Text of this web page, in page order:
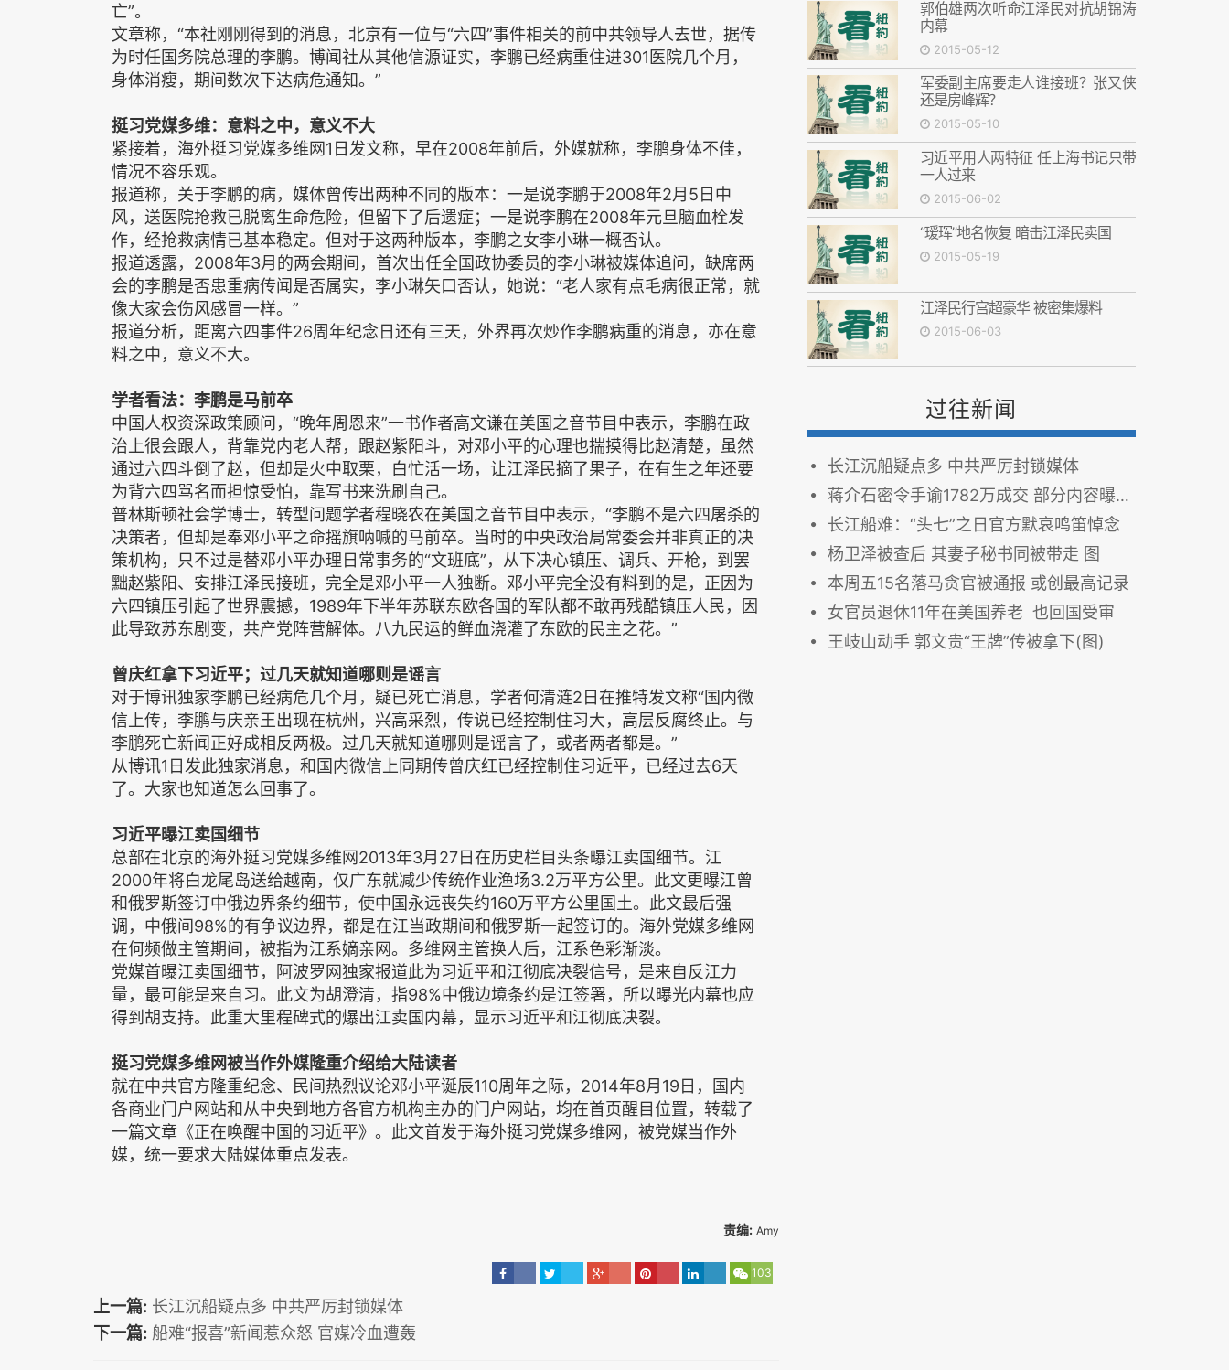
亡”。
文章称，“本社刚刚得到的消息，北京有一位与“六四”事件相关的前中共领导人去世，据传
为时任国务院总理的李鹏。博闻社从其他信源证实，李鹏已经病重住进301医院几个月，
身体消瘦，期间数次下达病危通知。”
挺习党媒多维：意料之中，意义不大
紧接着，海外挺习党媒多维网1日发文称，早在2008年前后，外媒就称，李鹏身体不佳，
情况不容乐观。
报道称，关于李鹏的病，媒体曾传出两种不同的版本：一是说李鹏于2008年2月5日中
风，送医院抢救已脱离生命危险，但留下了后遗症；一是说李鹏在2008年元旦脑血栓发
作，经抢救病情已基本稳定。但对于这两种版本，李鹏之女李小琳一概否认。
报道透露，2008年3月的两会期间，首次出任全国政协委员的李小琳被媒体追问，缺席两
会的李鹏是否患重病传闻是否属实，李小琳矢口否认，她说：“老人家有点毛病很正常，就
像大家会伤风感冒一样。”
报道分析，距离六四事件26周年纪念日还有三天，外界再次炒作李鹏病重的消息，亦在意
料之中，意义不大。
学者看法：李鹏是马前卒
中国人权资深政策顾问，“晚年周恩来”一书作者高文谦在美国之音节目中表示，李鹏在政
治上很会跟人，背靠党内老人帮，跟赵紫阳斗，对邓小平的心理也揣摸得比赵清楚，虽然
通过六四斗倒了赵，但却是火中取栗，白忙活一场，让江泽民摘了果子，在有生之年还要
为背六四骂名而担惊受怕，靠写书来洗刷自己。
普林斯顿社会学博士，转型问题学者程晓农在美国之音节目中表示，“李鹏不是六四屠杀的
决策者，但却是奉邓小平之命摇旗呐喊的马前卒。当时的中央政治局常委会并非真正的决
策机构，只不过是替邓小平办理日常事务的“文班底”，从下决心镇压、调兵、开枪，到罢
黜赵紫阳、安排江泽民接班，完全是邓小平一人独断。邓小平完全没有料到的是，正因为
六四镇压引起了世界震撼，1989年下半年苏联东欧各国的军队都不敢再残酷镇压人民，因
此导致苏东剧变，共产党阵营解体。八九民运的鲜血浇灌了东欧的民主之花。”
曾庆红拿下习近平；过几天就知道哪则是谣言
对于博讯独家李鹏已经病危几个月，疑已死亡消息，学者何清涟2日在推特发文称“国内微
信上传，李鹏与庆亲王出现在杭州，兴高采烈，传说已经控制住习大，高层反腐终止。与
李鹏死亡新闻正好成相反两极。过几天就知道哪则是谣言了，或者两者都是。”
从博讯1日发此独家消息，和国内微信上同期传曾庆红已经控制住习近平，已经过去6天
了。大家也知道怎么回事了。
习近平曝江卖国细节
总部在北京的海外挺习党媒多维网2013年3月27日在历史栏目头条曝江卖国细节。江
2000年将白龙尾岛送给越南，仅广东就减少传统作业渔场3.2万平方公里。此文更曝江曾
和俄罗斯签订中俄边界条约细节，使中国永远丧失约160万平方公里国土。此文最后强
调，中俄间98%的有争议边界，都是在江当政期间和俄罗斯一起签订的。海外党媒多维网
在何频做主管期间，被指为江系嫡亲网。多维网主管换人后，江系色彩渐淡。
党媒首曝江卖国细节，阿波罗网独家报道此为习近平和江彻底决裂信号，是来自反江力
量，最可能是来自习。此文为胡澄清，指98%中俄边境条约是江签署，所以曝光内幕也应
得到胡支持。此重大里程碑式的爆出江卖国内幕，显示习近平和江彻底决裂。
挺习党媒多维网被当作外媒隆重介绍给大陆读者
就在中共官方隆重纪念、民间热烈议论邓小平诞辰110周年之际，2014年8月19日，国内
各商业门户网站和从中央到地方各官方机构主办的门户网站，均在首页醒目位置，转载了
一篇文章《正在唤醒中国的习近平》。此文首发于海外挺习党媒多维网，被党媒当作外
媒，统一要求大陆媒体重点发表。
责编: Amy
103
上一篇: 长江沉船疑点多 中共严厉封锁媒体
下一篇: 船难“报喜”新闻惹众怒 官媒冷血遭轰
郭伯雄两次听命江泽民对抗胡锦涛
内幕
2015-05-12
军委副主席要走人谁接班？张又侠
还是房峰辉？
2015-05-10
习近平用人两特征 任上海书记只带
一人过来
2015-06-02
“瑷珲”地名恢复 暗击江泽民卖国
2015-05-19
江泽民行宫超豪华 被密集爆料
2015-06-03
过往新闻
长江沉船疑点多 中共严厉封锁媒体
蒋介石密令手谕1782万成交 部分内容曝光(图)
长江船难：“头七”之日官方默哀鸣笛悼念
杨卫泽被查后 其妻子秘书同被带走 图
本周五15名落马贪官被通报 或创最高记录
女官员退休11年在美国养老 也回国受审
王岐山动手 郭文贵“王牌”传被拿下(图)